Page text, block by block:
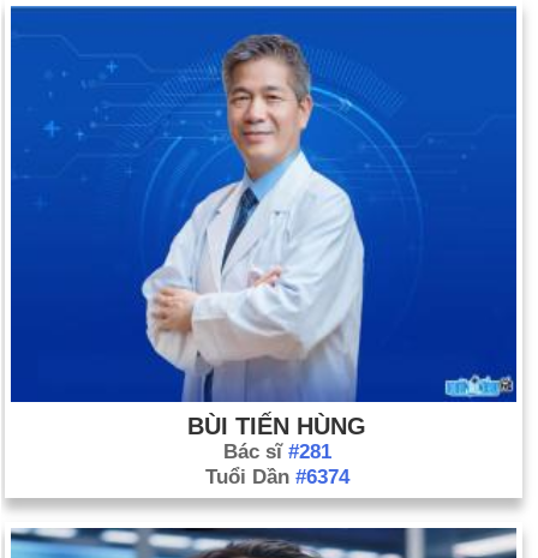
BÙI TIẾN HÙNG
Bác sĩ #281
Tuổi Dần #6374